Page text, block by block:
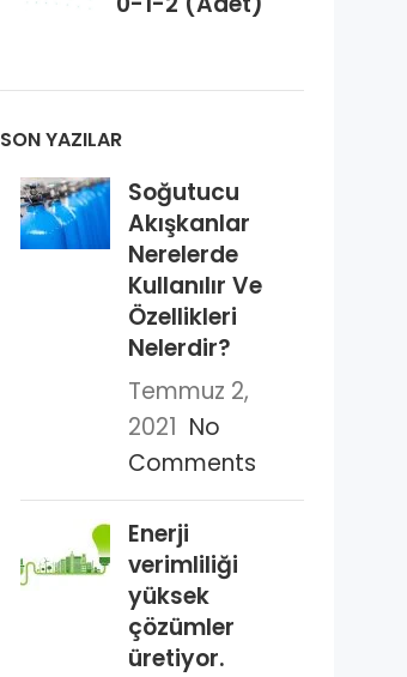
Aspiratör
Davlumbaz
Ampül
Lamba 28
Watt Arç-
Grundig
Teker Arç
Kangru 918
200 1456
S4122 (Adet)
SON YAZILAR
Soğutucu
Akışkanlar
Nerelerde
Kullanılır Ve
Özellikleri
Nelerdir?
Temmuz 2,
2021 No
Comments
Enerji
verimliliği
yüksek
çözümler
üretiyor.